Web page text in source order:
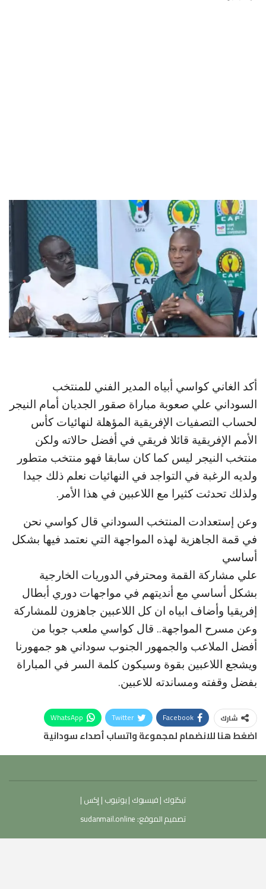
أكد الغاني كواسي أبياه المدير الفني للمنتخب
السوداني علي صعوبة مباراة صقور الجديان أمام النيجر
لحساب التصفيات الإفريقية المؤهلة لنهائيات كأس
الأمم الإفريقية قائلا فريقي في أفضل حالاته ولكن
منتخب النيجر ليس كما كان سابقا فهو منتخب متطور
ولديه الرغبة في التواجد في النهائيات نعلم ذلك جيدا
ولذلك تحدثت كثيرا مع اللاعبين في هذا الأمر.
وعن إستعدادت المنتخب السوداني قال كواسي نحن
في قمة الجاهزية لهذه المواجهة التي نعتمد فيها بشكل
أساسي
علي مشاركة القمة ومحترفي الدوريات الخارجية
بشكل أساسي مع أنديتهم في مواجهات دوري أبطال
إفريقيا وأضاف ابياه ان كل اللاعبين جاهزون للمشاركة
وعن مسرح المواجهة.. قال كواسي ملعب جوبا من
أفضل الملاعب والجمهور الجنوب سوداني هو جمهورنا
ويشجع اللاعبين بقوة وسيكون كلمة السر في المباراة
بفضل وقفته ومساندته للاعبين.
شارك Facebook
Twitter
WhatsApp
اضغط هنا للانضمام لمجموعة واتساب أصداء سودانية
تيكتوك |فيسبوك |يوتيوب | إكس |
تصميم الموقع: sudanmail.online